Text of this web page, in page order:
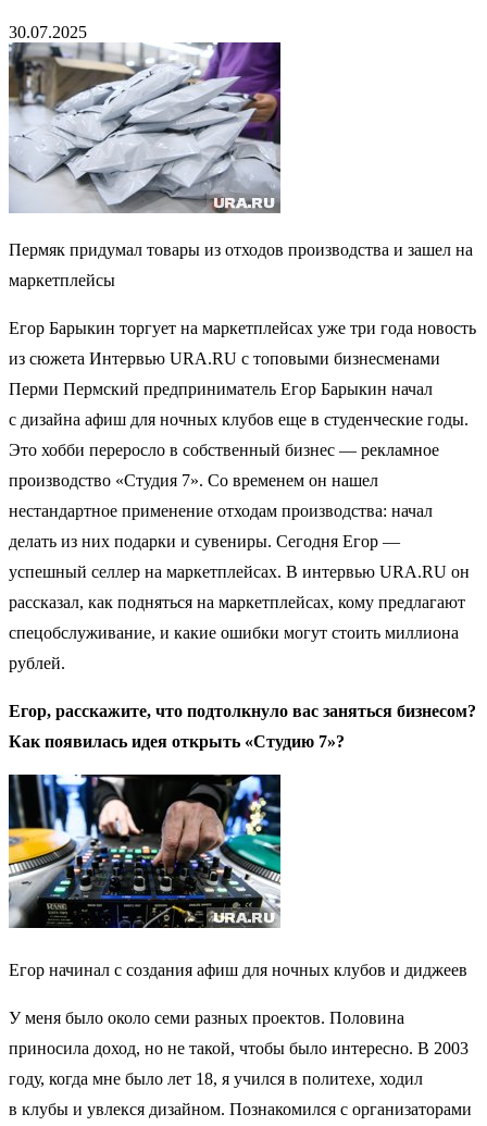
30.07.2025
Пермяк придумал товары из отходов производства и зашел на
маркетплейсы
Егор Барыкин торгует на маркетплейсах уже три года новость
из сюжета Интервью URA.RU с топовыми бизнесменами
Перми Пермский предприниматель Егор Барыкин начал
с дизайна афиш для ночных клубов еще в студенческие годы.
Это хобби переросло в собственный бизнес — рекламное
производство «Студия 7». Со временем он нашел
нестандартное применение отходам производства: начал
делать из них подарки и сувениры. Сегодня Егор —
успешный селлер на маркетплейсах. В интервью URA.RU он
рассказал, как подняться на маркетплейсах, кому предлагают
спецобслуживание, и какие ошибки могут стоить миллиона
рублей.
Егор, расскажите, что подтолкнуло вас заняться бизнесом?
Как появилась идея открыть «Студию 7»?
Егор начинал с создания афиш для ночных клубов и диджеев
У меня было около семи разных проектов. Половина
приносила доход, но не такой, чтобы было интересно. В 2003
году, когда мне было лет 18, я учился в политехе, ходил
в клубы и увлекся дизайном. Познакомился с организаторами